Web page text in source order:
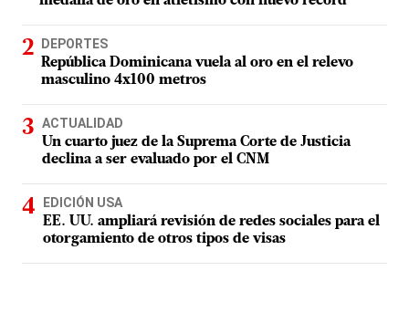
DEPORTES
República Dominicana vuela al oro en el relevo
masculino 4x100 metros
ACTUALIDAD
Un cuarto juez de la Suprema Corte de Justicia
declina a ser evaluado por el CNM
EDICIÓN USA
EE. UU. ampliará revisión de redes sociales para el
otorgamiento de otros tipos de visas